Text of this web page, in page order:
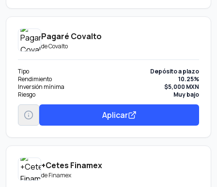
Pagaré Covalto
deCovalto
Tipo
Depósito a plazo
Rendimiento
10.25%
Inversión mínima
$5,000 MXN
Riesgo
Muy bajo
Aplicar
+Cetes Finamex
deFinamex